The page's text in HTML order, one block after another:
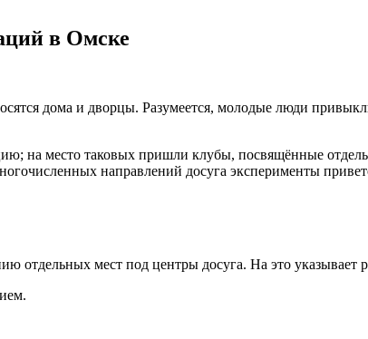
в Омске
дома и дворцы. Разумеется, молодые люди
на место таковых пришли клубы, посвящённые
направлений досуга эксперименты
отдельных мест под центры досуга. На это указывает